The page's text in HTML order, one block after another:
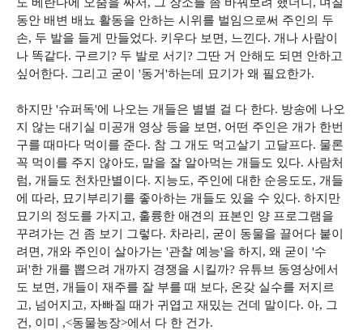
동안 배변 배뇨 활동을 안하는 시위를 벌임으로써 주인의 두
손, 두 발을 들게 만들었다. 키우다 보면, 느낀다. 개나 사람이
나 똑같다. 구르기? 두 발로 서기? 그딴 거 안해도 되면 안하고
싶어한다. 그리고 굳이 '동거'하는데 묘기가 왜 필요한가.
하지만 '슈퍼독'에 나오는 개들은 별별 걸 다 한다. 방송에 나오
지 않는 대기실 미공개 영상 등을 보면, 어떤 주인은 개가 한번
구를 때마다 먹이를 준다. 참 그 개도 먹고살기 고달프다. 물론
꼭 먹이를 주지 않아도, 말을 잘 알아먹는 개들도 있다. 사람처
럼, 개들도 천차만별이다. 지능도, 주인에 대한 순응도도, 개들
에 따라, 묘기부리기를 좋아하는 개들도 있을 수 있다. 하지만
묘기의 정도를 가지고, 훌륭한 애견의 표본인 양 프로그램을
꾸려가는 건 좀 보기 그렇다. 차라리, 굳이 동물을 끌어다 붙이
려면, 개와 주인이 살아가는 '관찰 예능'을 하지, 왜 굳이 '수
퍼'한 개를 뽑으려 개까지 경쟁을 시킬까? 유튜브 동영상에서
도 보면, 개들이 재주를 잘 부를 때 보다, 온갖 실수를 저지르
고, 넘어지고, 자빠질 때가 귀엽고 재밌는 건데 말이다. 아, 그
건, 이미 ,<동물농장>에서 다 한 건가.